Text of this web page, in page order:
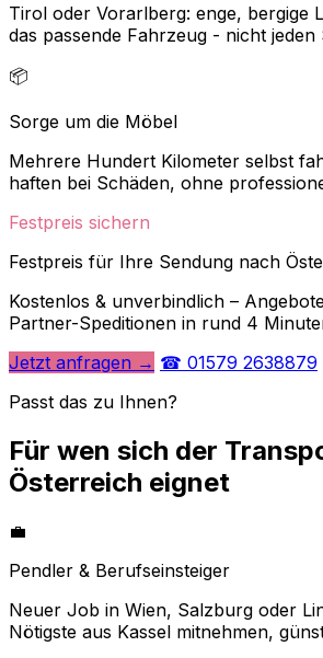
Tirol oder Vorarlberg: enge, bergige
das passende Fahrzeug - nicht jeden
📦
Sorge um die Möbel
Mehrere Hundert Kilometer selbst
haften bei Schäden, ohne
Festpreis sichern
Festpreis für Ihre Sendung nach
Kostenlos & unverbindlich –
Partner-Speditionen in rund 4
Jetzt anfragen → ☎ 01579 2638879
Passt das zu Ihnen?
Für wen sich der
Österreich eignet
💼
Pendler & Berufseinsteiger
Neuer Job in Wien, Salzburg oder
Nötigste aus Kassel mitnehmen,